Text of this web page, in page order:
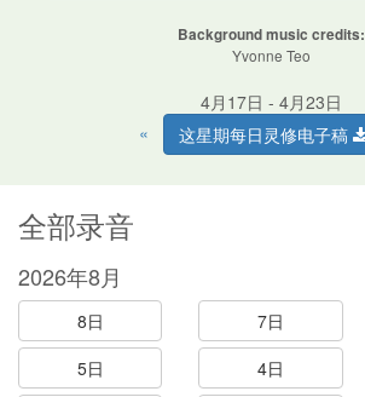
Background music credits:
Yvonne Teo
4月17日 - 4月23日
«
这星期每日灵修电子稿
全部录音
2026年8月
8日 7日
5日
4日